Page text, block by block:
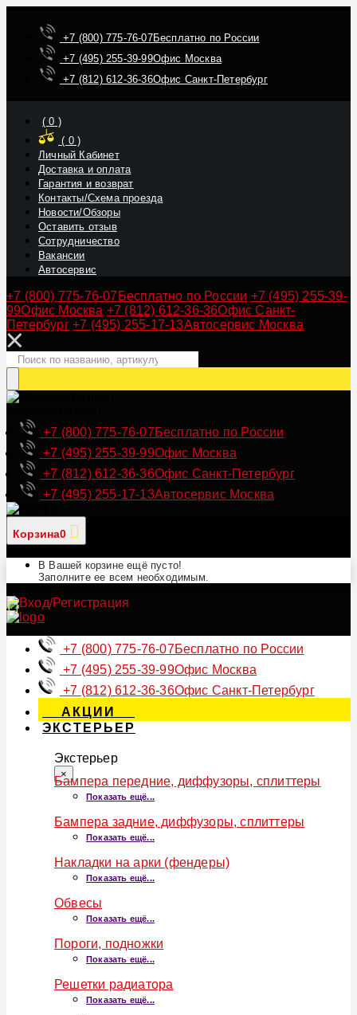
+7 (800) 775-76-07Бесплатно по России
+7 (495) 255-39-99Офис Москва
+7 (812) 612-36-36Офис Санкт-Петербург
(0 )
( 0)
Личный Кабинет
Доставка и оплата
Гарантия и возврат
Контакты/Схема проезда
Новости/Обзоры
Оставить отзыв
Сотрудничество
Вакансии
Автосервис
+7 (800) 775-76-07 Бесплатно по России +7 (495) 255-39-
99Офис Москва +7 (812) 612-36-36Офис Санкт-
Петербург +7 (495) 255-17-13Автосервис Москва
+7 (800) 775-76-07Бесплатно по России
+7 (495) 255-39-99Офис Москва
+7 (812) 612-36-36Офис Санкт-Петербург
+7 (495) 255-17-13Автосервис Москва
Корзина0
В Вашей корзине ещё пусто!
Заполните ее всем необходимым.
+7 (800) 775-76-07Бесплатно по России
+7 (495) 255-39-99Офис Москва
+7 (812) 612-36-36Офис Санкт-Петербург
АКЦИИ
ЭКСТЕРЬЕР
Экстерьер
×
Бампера передние, диффузоры, сплиттеры
Показать ещё...
Бампера задние, диффузоры, сплиттеры
Показать ещё...
Накладки на арки (фендеры)
Показать ещё...
Обвесы
Показать ещё...
Пороги, подножки
Показать ещё...
Решетки радиатора
Показать ещё...